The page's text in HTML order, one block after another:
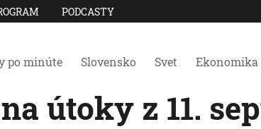
PODCASTY
po minúte Slovensko Svet Ekonomika
útoky z 11.